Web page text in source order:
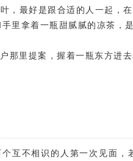
，最好是跟合适的人一起，
里拿着一瓶甜腻腻的凉茶，
里提案，握着一瓶东方进去
个互不相识的人第一次见面，